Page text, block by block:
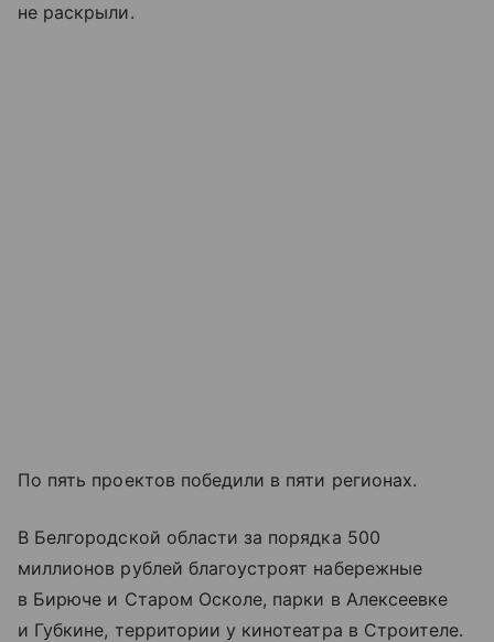
не раскрыли.
По пять проектов победили в пяти регионах.
В Белгородской области за порядка 500
миллионов рублей благоустроят набережные
в Бирюче и Старом Осколе, парки в Алексеевке
и Губкине, территории у кинотеатра в Строителе.